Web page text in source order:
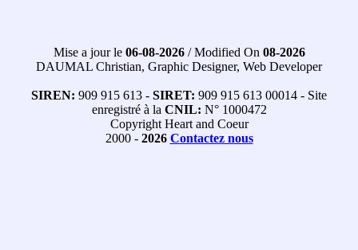
Mise a jour le 06-08-2026/ Modified On 08-2026
DAUMAL Christian, Graphic Designer, Web Developer
SIREN: 909 915 613 - SIRET: 909 915 613 00014 - Site
enregistré à la CNIL: N° 1000472
Copyright Heart and Coeur
2000 - 2026 Contactez nous